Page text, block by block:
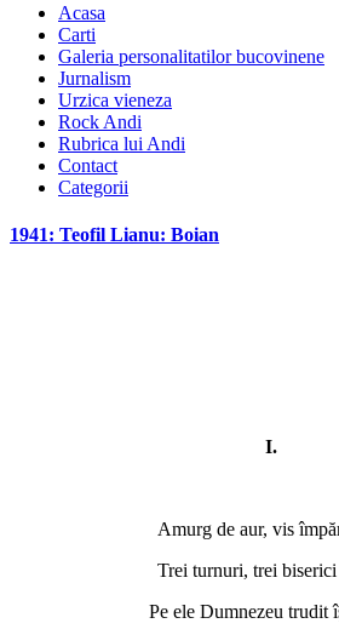
Acasa
Carti
Galeria personalitatilor bucovinene
Jurnalism
Urzica vieneza
Rock Andi
Rubrica lui Andi
Contact
Categorii
1941: Teofil Lianu: Boian
I.
Amurg de aur, vis
Trei turnuri, trei biserici
Pe ele Dumnezeu trudit